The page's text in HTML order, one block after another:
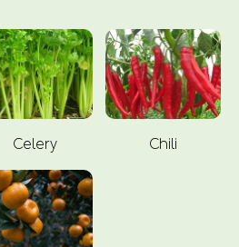
Celery Chili